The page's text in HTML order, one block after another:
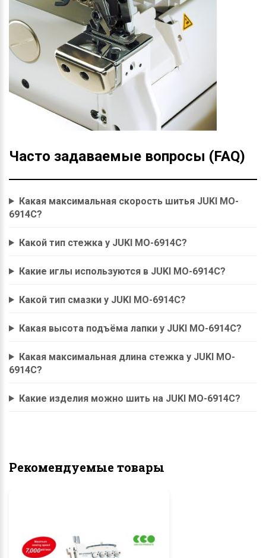
Часто задаваемые вопросы (FAQ)
Какая максимальная скорость шитья JUKI MO-
6914C?
Какой тип стежка у JUKI MO-6914C?
Какие иглы используются в JUKI MO-6914C?
Какой тип смазки у JUKI MO-6914C?
Какая высота подъёма лапки у JUKI MO-6914C?
Какая максимальная длина стежка у JUKI MO-
6914C?
Какие изделия можно шить на JUKI MO-6914C?
Рекомендуемые товары